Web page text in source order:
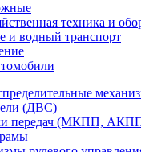
техника и
и водный транспорт
(ДВС)
передач (МКПП,